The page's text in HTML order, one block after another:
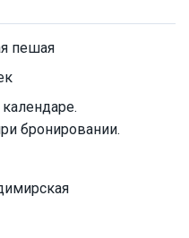
пешая
бронировании.